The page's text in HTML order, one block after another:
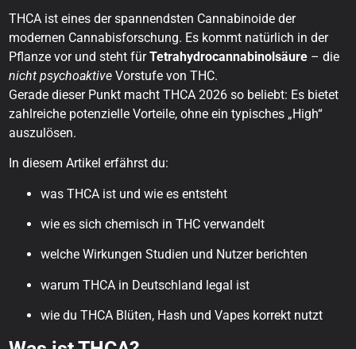
THCA als wachsender Trend 2026
Wissenschaftliche Erkenntnisse zu THCA
Wichtige Studien:
Warum THCA eine echte Alternative ist
Über Hempli
Häufig gestellte Fragen
Welche Formen von THCA gibt es?
Hat die Säure eine medizinische Anwendung?
Kann man THCA-Blüten rauchen?
Möchten Sie mehr über THCA erfahren?
THCA ist eines der spannendsten Cannabinoide der
modernen Cannabisforschung. Es kommt natürlich in der
Pflanze vor und steht fürTetrahydrocannabinolsäure – die
nicht psychoaktive Vorstufe von THC.
Gerade dieser Punkt macht THCA 2026 so beliebt: Es bietet
zahlreiche potenzielle Vorteile, ohne ein typisches „High“
auszulösen.
In diesem Artikel erfährst du:
was THCA ist und wie es entsteht
wie es sich chemisch in THC verwandelt
welche Wirkungen Studien und Nutzer berichten
warum THCA in Deutschland legal ist
wie du THCA Blüten, Hash und Vapes korrekt nutzt